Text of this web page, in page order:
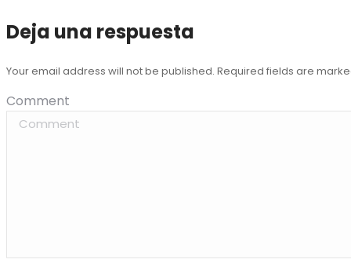
Deja una respuesta
Your email address will not be published. Required fields are
Comment